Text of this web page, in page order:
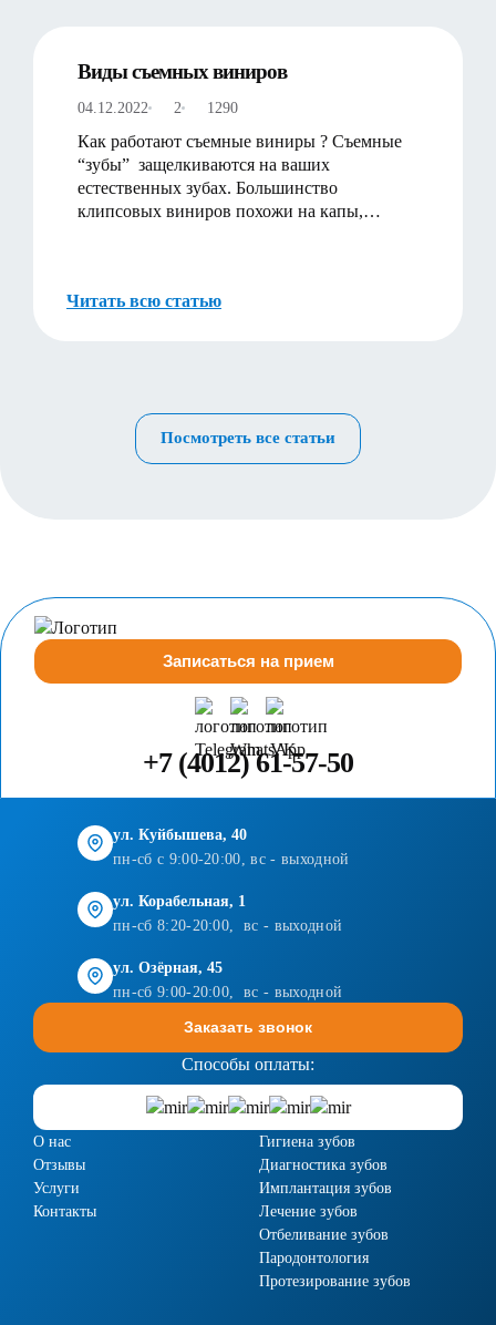
Виды съемных виниров
04.12.2022 2 1290
Как работают съемные виниры ? Съемные
“зубы” защелкиваются на ваших
естественных зубах. Большинство
клипсовых виниров похожи на капы,
Читать всю статью
Посмотреть все статьи
Записаться на прием
+7 (4012) 61-57-50
ул. Куйбышева, 40
пн-сб с 9:00-20:00, вс - выходной
ул. Корабельная, 1
пн-сб 8:20-20:00, вс - выходной
ул. Озёрная, 45
пн-сб 9:00-20:00, вс - выходной
Заказать звонок
Способы оплаты:
О нас
Отзывы
Услуги
Контакты
Гигиена зубов
Диагностика зубов
Имплантация зубов
Лечение зубов
Отбеливание зубов
Пародонтология
Протезирование зубов